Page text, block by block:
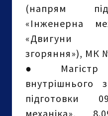
(напрям
«Інженерна
«Двигуни
згоряння»), МК
●
внутрішнього
підготовки
механіка»,